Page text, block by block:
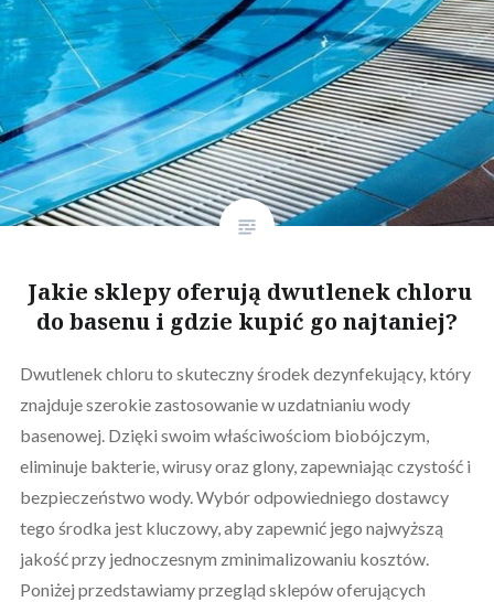
Jakie sklepy oferują dwutlenek chloru
do basenu i gdzie kupić go najtaniej?
Dwutlenek chloru to skuteczny środek dezynfekujący, który
znajduje szerokie zastosowanie w uzdatnianiu wody
basenowej. Dzięki swoim właściwościom biobójczym,
eliminuje bakterie, wirusy oraz glony, zapewniając czystość i
bezpieczeństwo wody. Wybór odpowiedniego dostawcy
tego środka jest kluczowy, aby zapewnić jego najwyższą
jakość przy jednoczesnym zminimalizowaniu kosztów.
Poniżej przedstawiamy przegląd sklepów oferujących